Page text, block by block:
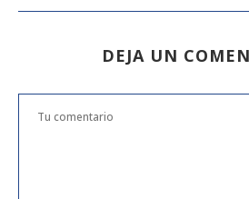
DEJA UN